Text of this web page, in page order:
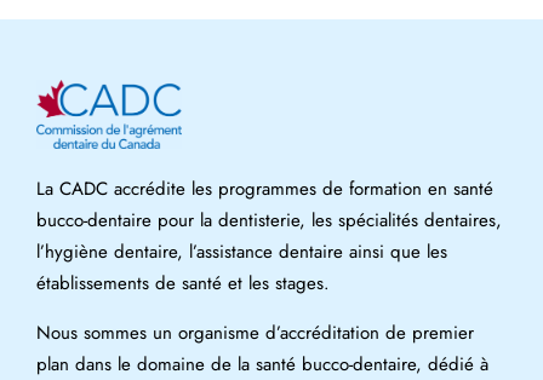
La CADC accrédite les programmes de formation en santé
bucco-dentaire pour la dentisterie, les spécialités dentaires,
l’hygiène dentaire, l’assistance dentaire ainsi que les
établissements de santé et les stages.
Nous sommes un organisme d’accréditation de premier
plan dans le domaine de la santé bucco-dentaire, dédié à